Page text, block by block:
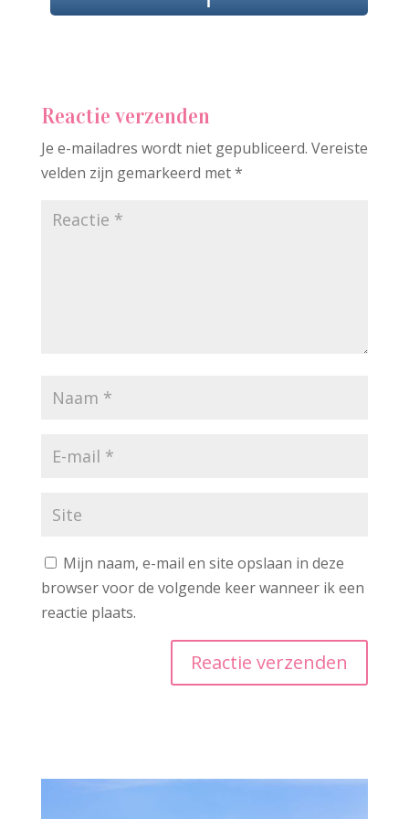
Reactie verzenden
Je e-mailadres wordt niet gepubliceerd. Vereiste
velden zijn gemarkeerd met*
Mijn naam, e-mail en site opslaan in deze
browser voor de volgende keer wanneer ik een
reactie plaats.